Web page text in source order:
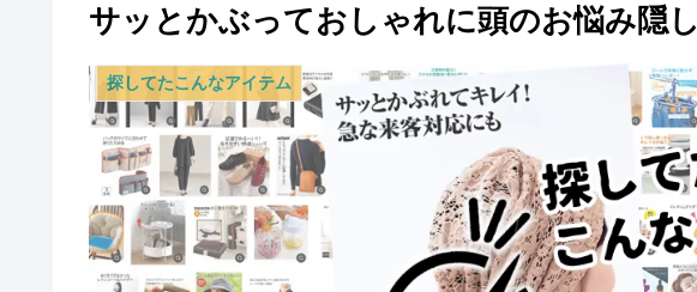
サッとかぶっておしゃれに頭のお悩み隠し
探してたこんなアイテム